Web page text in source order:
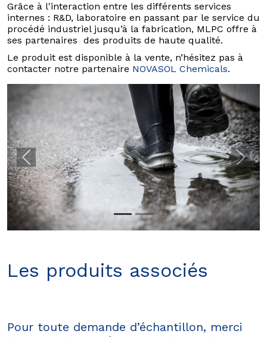
Grâce à l'interaction entre les différents services
internes : R&D, laboratoire en passant par le service du
procédé industriel jusqu’à la fabrication, MLPC offre à
ses partenaires des produits de haute qualité.
Le produit est disponible à la vente, n’hésitez pas à
contacter notre partenaire NOVASOL Chemicals.
Les produits associés
Pour toute demande d’échantillon, merci